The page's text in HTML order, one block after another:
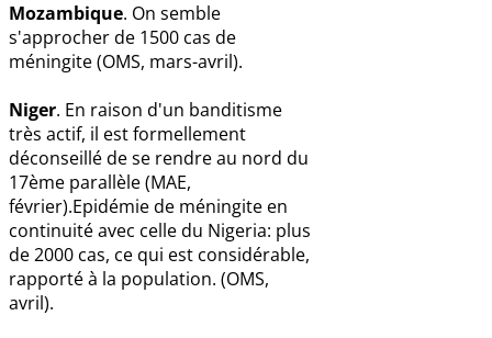
Mozambique. On semble
s'approcher de 1500 cas de
méningite (OMS, mars-avril).
Niger. En raison d'un banditisme
très actif, il est formellement
déconseillé de se rendre au nord du
17ème parallèle (MAE,
février).Epidémie de méningite en
continuité avec celle du Nigeria: plus
de 2000 cas, ce qui est considérable,
rapporté à la population. (OMS,
avril).